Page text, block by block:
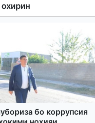
бо коррупсия